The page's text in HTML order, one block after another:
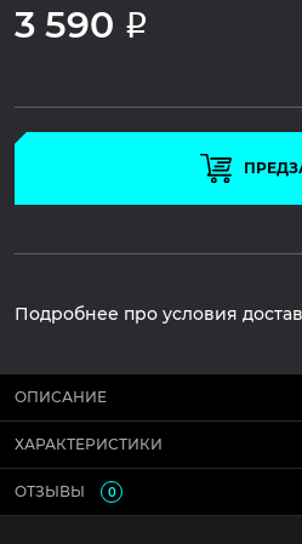
3 590 Р
Подробнее про условия
ОПИСАНИЕ
ХАРАКТЕРИСТИКИ
ОТЗЫВЫ 0